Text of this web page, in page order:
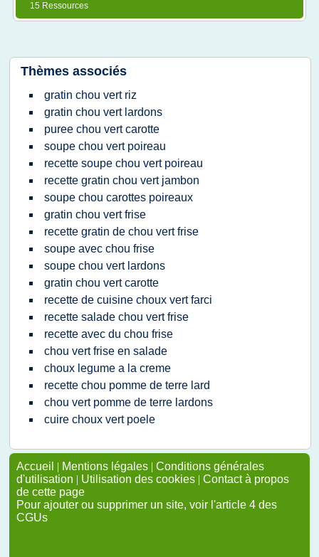
15 Ressources
Thèmes associés
gratin chou vert riz
gratin chou vert lardons
puree chou vert carotte
soupe chou vert poireau
recette soupe chou vert poireau
recette gratin chou vert jambon
soupe chou carottes poireaux
gratin chou vert frise
recette gratin de chou vert frise
soupe avec chou frise
soupe chou vert lardons
gratin chou vert carotte
recette de cuisine choux vert farci
recette salade chou vert frise
recette avec du chou frise
chou vert frise en salade
choux legume a la creme
recette chou pomme de terre lard
chou vert pomme de terre lardons
cuire choux vert poele
Accueil | Mentions légales | Conditions générales
d'utilisation | Utilisation des cookies | Contact à propos
de cette page
Pour ajouter ou supprimer un site, voir l'article 4 des
CGUs